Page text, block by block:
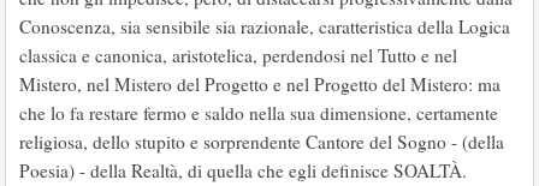
Conoscenza, sia sensibile sia razionale, caratteristica della Logica
classica e canonica, aristotelica, perdendosi nel Tutto e nel
Mistero, nel Mistero del Progetto e nel Progetto del Mistero: ma
che lo fa restare fermo e saldo nella sua dimensione, certamente
religiosa, dello stupito e sorprendente Cantore del Sogno - (della
Poesia) - della Realtà, di quella che egli definisce SOALTÀ.